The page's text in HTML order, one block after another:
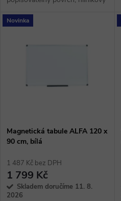
t
k
t
Novinka
Magnetická tabule ALFA 120 x
90 cm, bílá
1 487 Kč bez DPH
1 799 Kč
Skladem doručíme 11. 8.
2026